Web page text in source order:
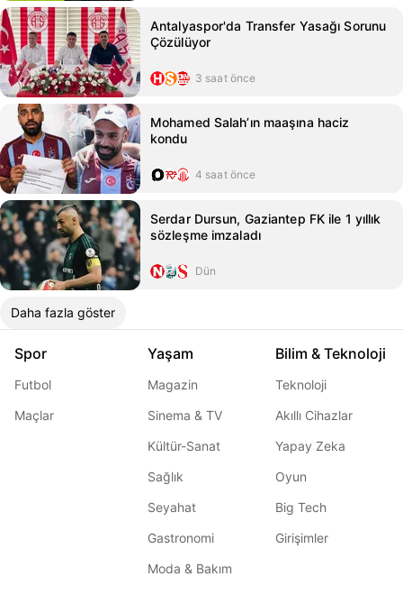
Antalyaspor'da Transfer Yasağı Sorunu
Çözülüyor
3 saat önce
Mohamed Salah’ın maaşına haciz
kondu
4 saat önce
Serdar Dursun, Gaziantep FK ile 1 yıllık
sözleşme imzaladı
Dün
Daha fazla göster
Spor
Futbol
Maçlar
Yaşam
Magazin
Sinema & TV
Kültür-Sanat
Sağlık
Seyahat
Gastronomi
Moda & Bakım
Bilim & Teknoloji
Teknoloji
Akıllı Cihazlar
Yapay Zeka
Oyun
Big Tech
Girişimler